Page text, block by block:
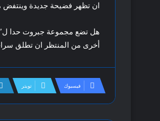
ان تظهر فضيحة جديدة وينتفض
هل تضع مجموعة جبروت حدا
أخرى من المنتظر ان تطلق
فيسبوك تويتر